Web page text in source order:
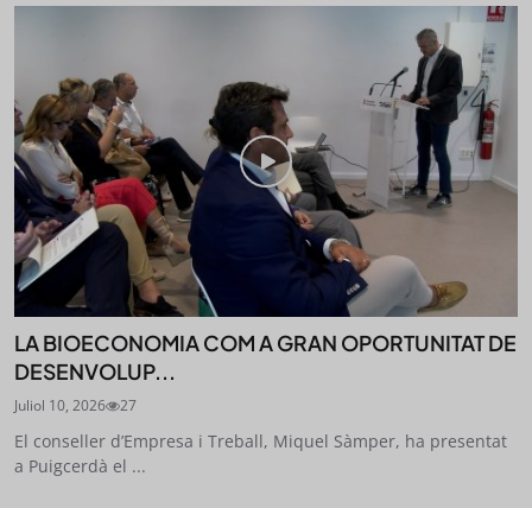
LA BIOECONOMIA COM A GRAN OPORTUNITAT DE
DESENVOLUP...
Juliol 10, 2026 27
El conseller d’Empresa i Treball, Miquel Sàmper, ha presentat
a Puigcerdà el ...